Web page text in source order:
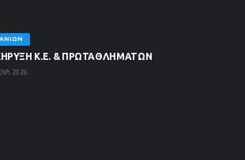
Κ.Ε. & ΠΡΩΤΑΘΛΗΜΑΤΩΝ
2026